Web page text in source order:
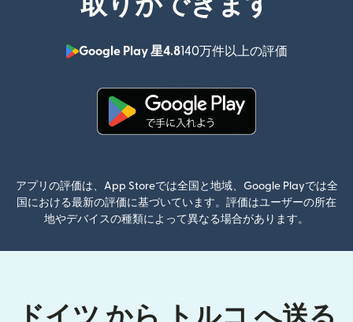
取りができます
Google Play 星4.8140万件以上の評価
（別ウィン
アプリの評価は、App Storeでは全国と地域、Google Playでは全
国における最新の評価に基づいています。評価はユーザーの所在
地やデバイスの種類によって異なる場合があります。